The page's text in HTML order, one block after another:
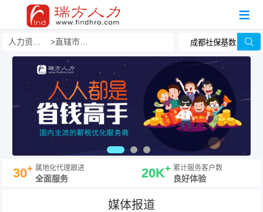
直辖市派遣员工
30+ 属地化代理跟进
全面服务 20K+ 累计服务客户数
良好体验
媒体报道